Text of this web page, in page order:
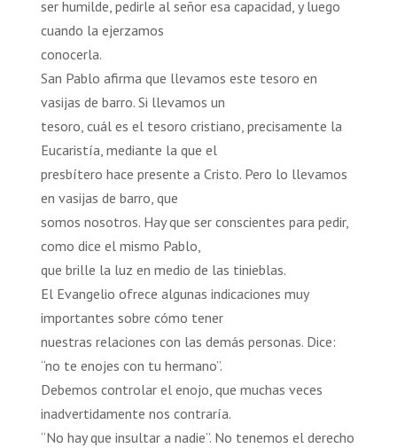
ser humilde, pedirle al señor esa capacidad, y luego
cuando la ejerzamos
conocerla.
San Pablo afirma que llevamos este tesoro en
vasijas de barro. Si llevamos un
tesoro, cuál es el tesoro cristiano, precisamente la
Eucaristía, mediante la que el
presbítero hace presente a Cristo. Pero lo llevamos
en vasijas de barro, que
somos nosotros. Hay que ser conscientes para pedir,
como dice el mismo Pablo,
que brille la luz en medio de las tinieblas.
El Evangelio ofrece algunas indicaciones muy
importantes sobre cómo tener
nuestras relaciones con las demás personas. Dice:
“no te enojes con tu hermano”.
Debemos controlar el enojo, que muchas veces
inadvertidamente nos contraría.
“No hay que insultar a nadie”. No tenemos el derecho